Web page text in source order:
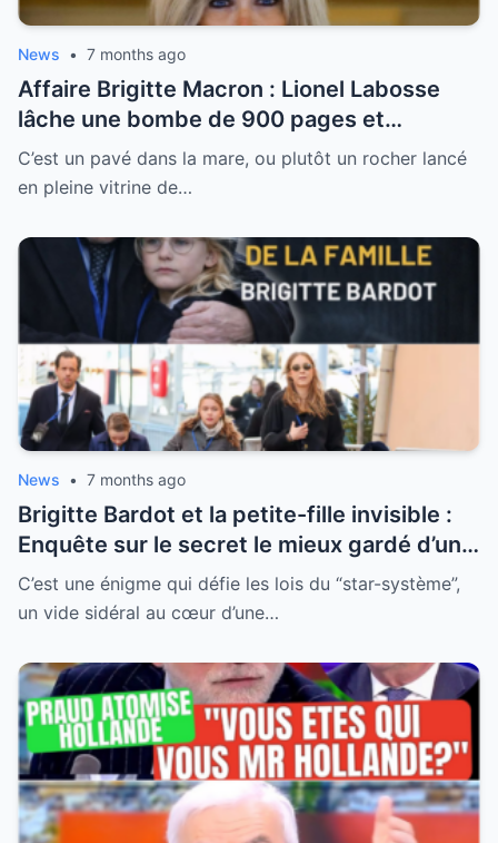
News • 7 months ago
Affaire Brigitte Macron : Lionel Labosse
lâche une bombe de 900 pages et
dénonce “l’omerta d’État” sur le plus grand
tabou de la Ve République
C’est un pavé dans la mare, ou plutôt un rocher lancé
en pleine vitrine de…
News • 7 months ago
Brigitte Bardot et la petite-fille invisible :
Enquête sur le secret le mieux gardé d’une
famille qui a choisi l’effacement
C’est une énigme qui défie les lois du “star-système”,
un vide sidéral au cœur d’une…